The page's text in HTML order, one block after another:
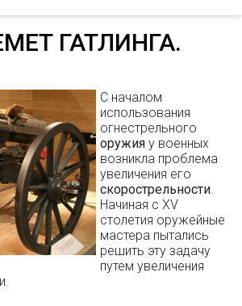
ГАТЛИНГА.
С началом
использования
огнестрельного
оружия у военных
возникла проблема
увеличения его
скорострельности.
Начиная с XV
столетия оружейные
мастера пытались
решить эту задачу
путем увеличения